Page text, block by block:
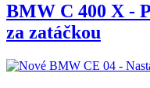
BMW C 400 X -
za zatáčkou